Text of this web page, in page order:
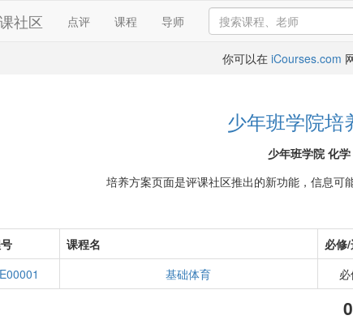
社区 点评 课程 导师
你可以在 iCourses.com
少年班学院培
少年班学院 化
培养方案页面是评课社区推出的新功能，信息可
课程名 必修
基础体育